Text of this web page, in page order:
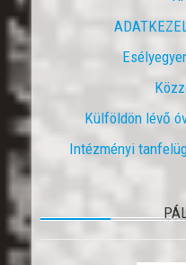
Külföldön lévő
Intézményi